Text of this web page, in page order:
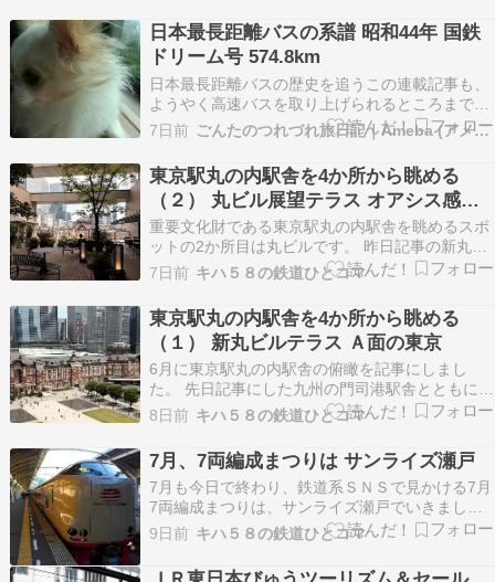
日本最長距離バスの系譜 昭和44年 国鉄
ドリーム号 574.8km
日本最長距離バスの歴史を追うこの連載記事も、
ようやく高速バスを取り上げられるところまで来
た。我が国初の高速道路である名神高速道路が昭
和39年に開通し、5年後の昭和44年に東名高速道
路が開通した。その年の6月に、2つのハイウェイ
を走破して、東京と関西を結ぶ、初めての夜行高
速バスと…
7日前 ごんたのつれづれ旅日記｜Ameba (アメーバ)
東京駅丸の内駅舎を4か所から眺める
（２） 丸ビル展望テラス オアシス感あ
るフォトスポット
重要文化財である東京駅丸の内駅舎を眺めるスポ
ットの2か所目は丸ビルです。 昨日記事の新丸ビ
ルから行幸通りを挟んで南側に位置する丸ビル。
約100年前に1923年に開業、2002年に37階建て
ビルとして改修され、丸の内のシンボルとして君
臨し続けています。 そんな丸ビルから丸の内駅
舎…
7日前 キハ５８の鉄道ひとコマ
東京駅丸の内駅舎を4か所から眺める
（１） 新丸ビルテラス Ａ面の東京
6月に東京駅丸の内駅舎の俯瞰を記事にしまし
た。 先日記事にした九州の門司港駅舎とともに重
要文化財である丸の内駅舎。 今回、丸の内側4か
所から俯瞰できましたので、記事で紹介します。
初回は6月の記事にも登場した新丸ビルの7階テラ
スから。 中央から駅舎右側の南ドームを含む俯瞰
です。 …
8日前 キハ５８の鉄道ひとコマ
7月、7両編成まつりは サンライズ瀬戸
7月も今日で終わり、鉄道系ＳＮＳで見かける7月
7両編成まつりは、サンライズ瀬戸でいきましょ
う。 ブルートレインと呼ばれた寝台特急全盛時代
を経て、現在唯一の定期で運転している寝台車連
結の夜行列車が285系サンライズ瀬戸（7両）・出
9日前 キハ５８の鉄道ひとコマ